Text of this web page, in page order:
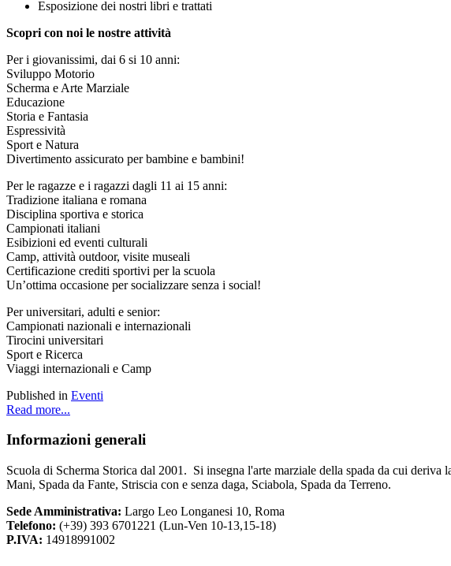
Esposizione dei nostri libri e trattati
Scopri con noi le nostre attività
Per i giovanissimi, dai 6 si 10 anni:
Sviluppo Motorio
Scherma e Arte Marziale
Educazione
Storia e Fantasia
Espressività
Sport e Natura
Divertimento assicurato per bambine e bambini!
Per le ragazze e i ragazzi dagli 11 ai 15 anni:
Tradizione italiana e romana
Disciplina sportiva e storica
Campionati italiani
Esibizioni ed eventi culturali
Camp, attività outdoor, visite museali
Certificazione crediti sportivi per la scuola
Un’ottima occasione per socializzare senza i social!
Per universitari, adulti e senior:
Campionati nazionali e internazionali
Tirocini universitari
Sport e Ricerca
Viaggi internazionali e Camp
Published in Eventi
Read more...
Informazioni generali
Scuola di Scherma Storica dal 2001. Si insegna l'arte marziale della spada da cui
Mani, Spada da Fante, Striscia con e senza daga, Sciabola, Spada da Terreno.
Sede Amministrativa: Largo Leo Longanesi 10, Roma
Telefono: (+39) 393 6701221 (Lun-Ven 10-13,15-18)
P.IVA: 14918991002